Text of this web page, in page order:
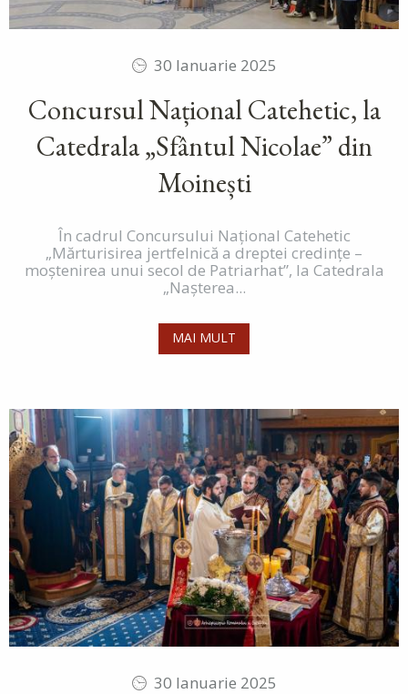
30 Ianuarie 2025
Concursul Național Catehetic, la
Catedrala „Sfântul Nicolae” din
Moinești
În cadrul Concursului Național Catehetic
„Mărturisirea jertfelnică a dreptei credințe –
moștenirea unui secol de Patriarhat”, la Catedrala
„Nașterea...
MAI MULT
30 Ianuarie 2025